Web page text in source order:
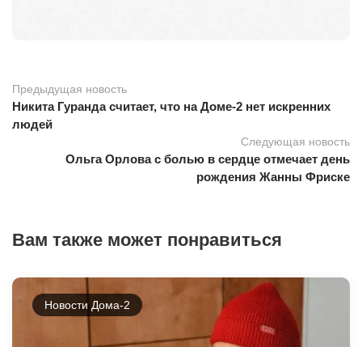
Предыдущая новость
Никита Гуранда считает, что на Доме-2 нет искренних
людей
Следующая новость
Ольга Орлова с болью в сердце отмечает день
рождения Жанны Фриске
Вам также может понравиться
Новости Дома-2